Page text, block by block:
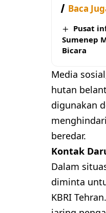
Baca
Pusat
Sumenep
Bicara
Media
hutan
digunakan
beredar.
Kontak
Dalam
diminta
KBRI